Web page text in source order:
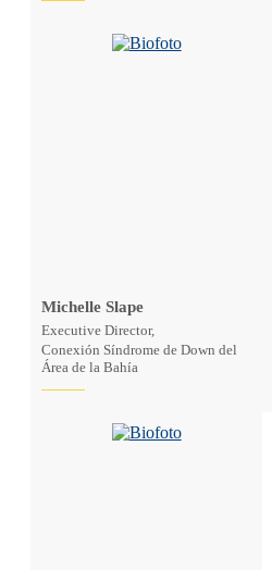
Michelle Slape
Executive Director,
Conexión Síndrome de Down del
Área de la Bahía